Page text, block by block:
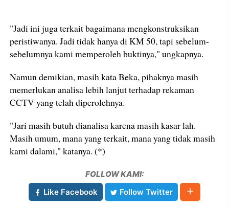
"Jadi ini juga terkait bagaimana mengkonstruksikan
peristiwanya. Jadi tidak hanya di KM 50, tapi sebelum-
sebelumnya kami memperoleh buktinya," ungkapnya.
Namun demikian, masih kata Beka, pihaknya masih
memerlukan analisa lebih lanjut terhadap rekaman
CCTV yang telah diperolehnya.
"Jari masih butuh dianalisa karena masih kasar lah.
Masih umum, mana yang terkait, mana yang tidak masih
kami dalami," katanya. (*)
FOLLOW KAMI:
Like Facebook
Follow Twitter